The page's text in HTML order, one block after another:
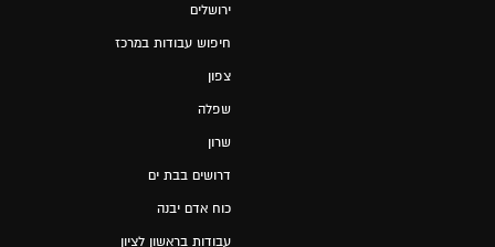
ירושלים
חיפוש עבודות במרכז
צפון
שפלה
שרון
דרושים בבת ים
כוח אדם יבנה
עבודות בראשון לציון